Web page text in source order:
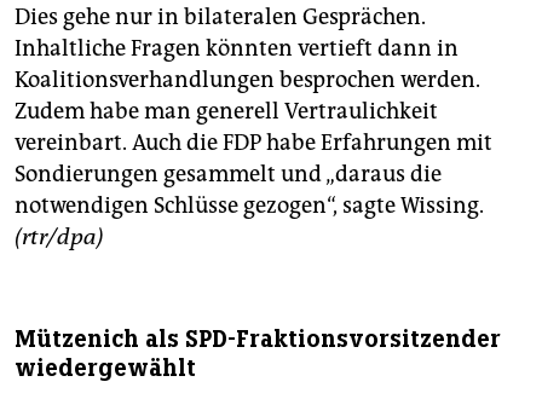
Dies gehe nur in bilateralen Gesprächen.
Inhaltliche Fragen könnten vertieft dann in
Koalitionsverhandlungen besprochen werden.
Zudem habe man generell Vertraulichkeit
vereinbart. Auch die FDP habe Erfahrungen mit
Sondierungen gesammelt und „daraus die
notwendigen Schlüsse gezogen“, sagte Wissing.
(rtr/dpa)
Mützenich als SPD-Fraktionsvorsitzender
wiedergewählt